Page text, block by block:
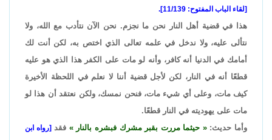
[لقاء الباب المفتوح: 11/139].
هذا في قضية أهل النار نحن ما نجزم. نحن الآن نتأدب مع الله، ولا
نتألى عليه، ولا ندخل في علمه تعالى الذي اختص به، لكن أنت لك
أمامك في الدنيا أنه كافر، وأنه لو مات على الكفر هذا الذي هو عليه
قطعًا أنه في النار، لكن لأجل قضية أننا لا نعلم في اللحظة الأخيرة
كيف مات، وعلى أي شيء مات، فنحن نمسك، ولكن نعتقد أن هذا لو
مات على يهوديته في النار قطعًا.
وأما حديث:
حيثما مررت بقبر مشرك فبشره بالنار فقد[رواه ابن